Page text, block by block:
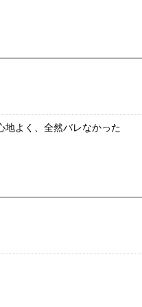
地よく、全然バレなかった